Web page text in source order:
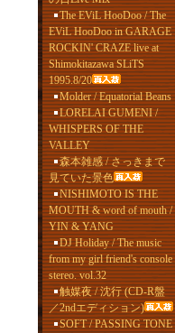
The EViL HooDoo / The
EViL HooDoo in GARAGE
ROCKIN' CRAZE live at
Shimokitazawa SLiTS
1995.8/20
Molder / Equatorial Beans
LORELAI GUMENI /
WHISPERS OF THE
VALLEY
森本雑感 / さっきまで
見ていた景色
NISHIMOTO IS THE
MOUTH & word of mouth /
YIN & YANG
DJ Holiday / The music
from my girl friend's console
stereo. vol.32
触媒夜 / 沈行 (CD-R盤
／2ndエディション)
SOFT / PASSING TONE